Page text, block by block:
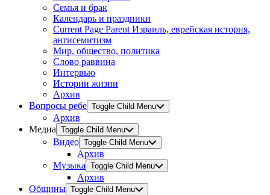
Семья и брак
Календарь и праздники
Current Page Parent Израиль, еврейская история,
антисемитизм
Мир, общество, политика
Слово раввина
Интервью
Истории жизни
Архив
Вопросы ребе Toggle Child Menu
Архив
Медиа Toggle Child Menu
Видео Toggle Child Menu
Архив
Музыка Toggle Child Menu
Архив
Общины Toggle Child Menu